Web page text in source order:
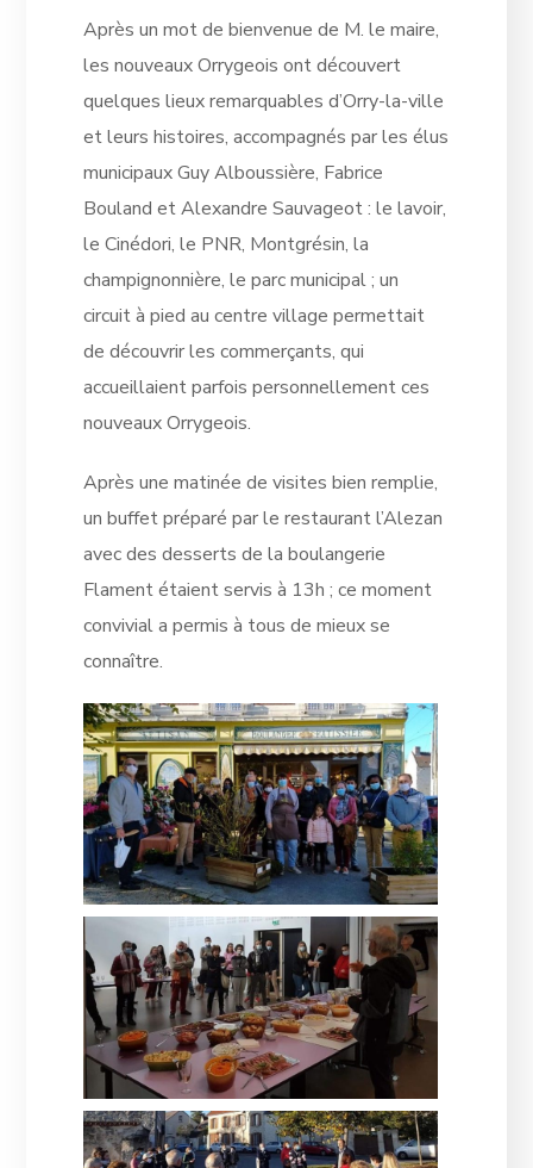
Après un mot de bienvenue de M. le maire,
les nouveaux Orrygeois ont découvert
quelques lieux remarquables d’Orry-la-ville
et leurs histoires, accompagnés par les élus
municipaux Guy Alboussière, Fabrice
Bouland et Alexandre Sauvageot : le lavoir,
le Cinédori, le PNR, Montgrésin, la
champignonnière, le parc municipal ; un
circuit à pied au centre village permettait
de découvrir les commerçants, qui
accueillaient parfois personnellement ces
nouveaux Orrygeois.
Après une matinée de visites bien remplie,
un buffet préparé par le restaurant l’Alezan
avec des desserts de la boulangerie
Flament étaient servis à 13h ; ce moment
convivial a permis à tous de mieux se
connaître.